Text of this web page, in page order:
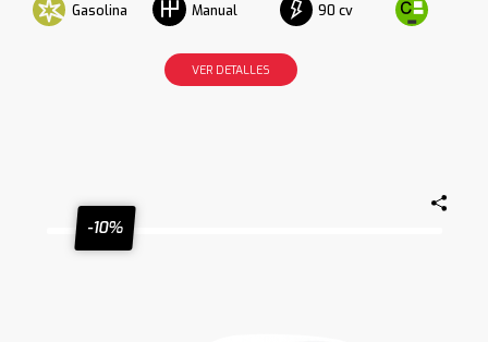
Gasolina Manual 90 cv
VER DETALLES
-10%